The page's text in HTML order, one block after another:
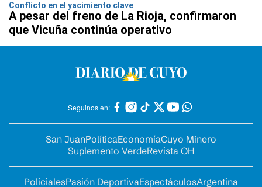
Conflicto en el yacimiento clave
A pesar del freno de La Rioja, confirmaron
que Vicuña continúa operativo
Seguinos en:
San JuanPolíticaEconomíaCuyo Minero
Suplemento VerdeRevista OH
PolicialesPasión DeportivaEspectáculosArgentina